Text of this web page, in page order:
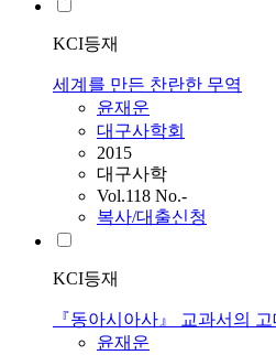
KCI등재
세계를 만든 찬란한 무역
윤재운
대구사학회
2015
대구사학
Vol.118 No.-
복사/대출신청
KCI등재
『동아시아사』 교과서의
윤재운